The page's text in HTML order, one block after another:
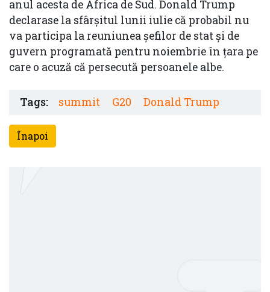
anul acesta de Africa de Sud. Donald Trump
declarase la sfârșitul lunii iulie că probabil nu
va participa la reuniunea șefilor de stat și de
guvern programată pentru noiembrie în țara pe
care o acuză că persecută persoanele albe.
Tags: summit G20 Donald Trump
Înapoi